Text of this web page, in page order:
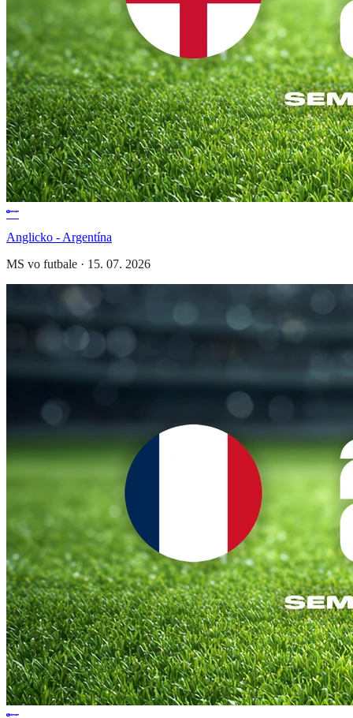
Anglicko - Argentína
MS vo futbale · 15. 07. 2026